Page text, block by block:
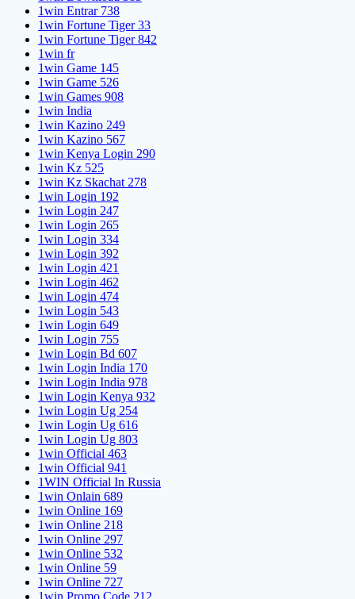
1win Entrar 738
1win Fortune Tiger 33
1win Fortune Tiger 842
1win fr
1win Game 145
1win Game 526
1win Games 908
1win India
1win Kazino 249
1win Kazino 567
1win Kenya Login 290
1win Kz 525
1win Kz Skachat 278
1win Login 192
1win Login 247
1win Login 265
1win Login 334
1win Login 392
1win Login 421
1win Login 462
1win Login 474
1win Login 543
1win Login 649
1win Login 755
1win Login Bd 607
1win Login India 170
1win Login India 978
1win Login Kenya 932
1win Login Ug 254
1win Login Ug 616
1win Login Ug 803
1win Official 463
1win Official 941
1WIN Official In Russia
1win Onlain 689
1win Online 169
1win Online 218
1win Online 297
1win Online 532
1win Online 59
1win Online 727
1win Promo Code 212